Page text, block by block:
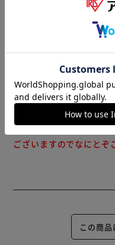
※当商品はお取り寄せ品
までお時間を頂く場合が
また、商品がメーカー
商品はアイリスプラザ
（ご注意）
数量限定商品はご注文
ございますのでなにとぞ
この商